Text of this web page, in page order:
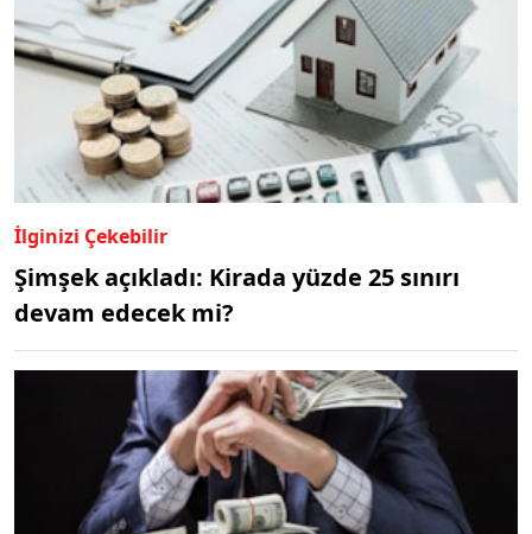
İlginizi Çekebilir
Şimşek açıkladı: Kirada yüzde 25 sınırı
devam edecek mi?